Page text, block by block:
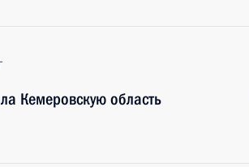
Кемеровскую область